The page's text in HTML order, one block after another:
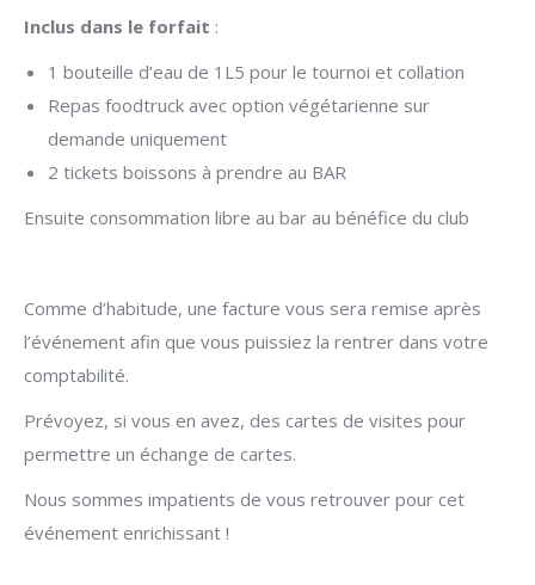
Inclus dans le forfait :
1 bouteille d’eau de 1L5 pour le tournoi et collation
Repas foodtruck avec option végétarienne sur
demande uniquement
2 tickets boissons à prendre au BAR
Ensuite consommation libre au bar au bénéfice du club
Comme d’habitude, une facture vous sera remise après
l’événement afin que vous puissiez la rentrer dans votre
comptabilité.
Prévoyez, si vous en avez, des cartes de visites pour
permettre un échange de cartes.
Nous sommes impatients de vous retrouver pour cet
événement enrichissant !